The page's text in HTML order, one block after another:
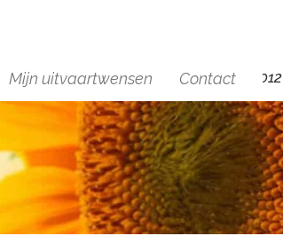
+(31)6 29454012
Mijn uitvaartwensen Contact